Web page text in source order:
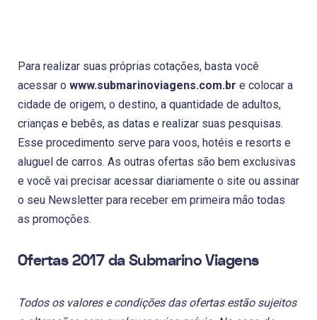
Para realizar suas próprias cotações, basta você
acessar o www.submarinoviagens.com.br e colocar a
cidade de origem, o destino, a quantidade de adultos,
crianças e bebês, as datas e realizar suas pesquisas.
Esse procedimento serve para voos, hotéis e resorts e
aluguel de carros. As outras ofertas são bem exclusivas
e você vai precisar acessar diariamente o site ou assinar
o seu Newsletter para receber em primeira mão todas
as promoções.
Ofertas 2017 da Submarino Viagens
Todos os valores e condições das ofertas estão sujeitos